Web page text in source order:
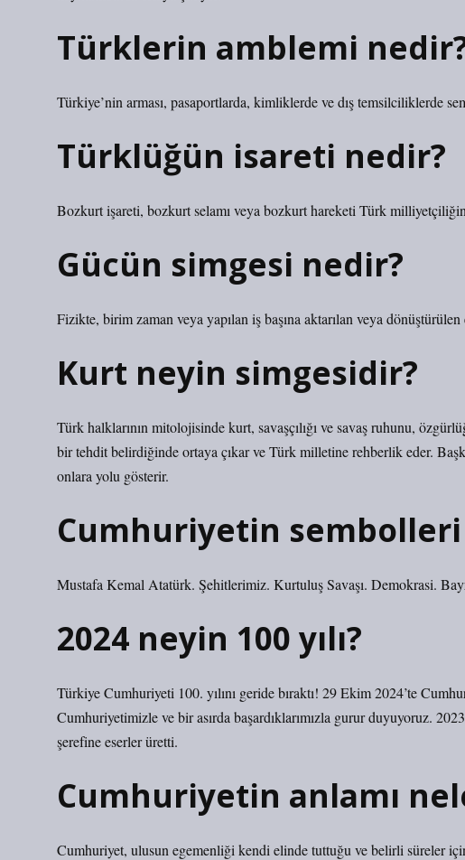
Türklerin amblemi
Türkiye’nin arması, pasaportlarda, kimliklerde ve dış temsilciliklerde
Türklüğün isareti nedir?
Bozkurt işareti, bozkurt selamı veya bozkurt hareketi Türk
Gücün simgesi nedir?
Fizikte, birim zaman veya yapılan iş başına aktarılan veya
Kurt neyin simgesidir?
Türk halklarının mitolojisinde kurt, savaşçılığı ve savaş ruhunu,
bir tehdit belirdiğinde ortaya çıkar ve Türk milletine rehberlik eder.
onlara yolu gösterir.
Cumhuriyetin
Mustafa Kemal Atatürk. Şehitlerimiz. Kurtuluş Savaşı. Demokrasi.
2024 neyin 100 yılı?
Türkiye Cumhuriyeti 100. yılını geride bıraktı! 29 Ekim 2024’te
Cumhuriyetimizle ve bir asırda başardıklarımızla gurur duyuyoruz.
şerefine eserler üretti.
Cumhuriyetin anlamı
Cumhuriyet, ulusun egemenliği kendi elinde tuttuğu ve belirli süreler